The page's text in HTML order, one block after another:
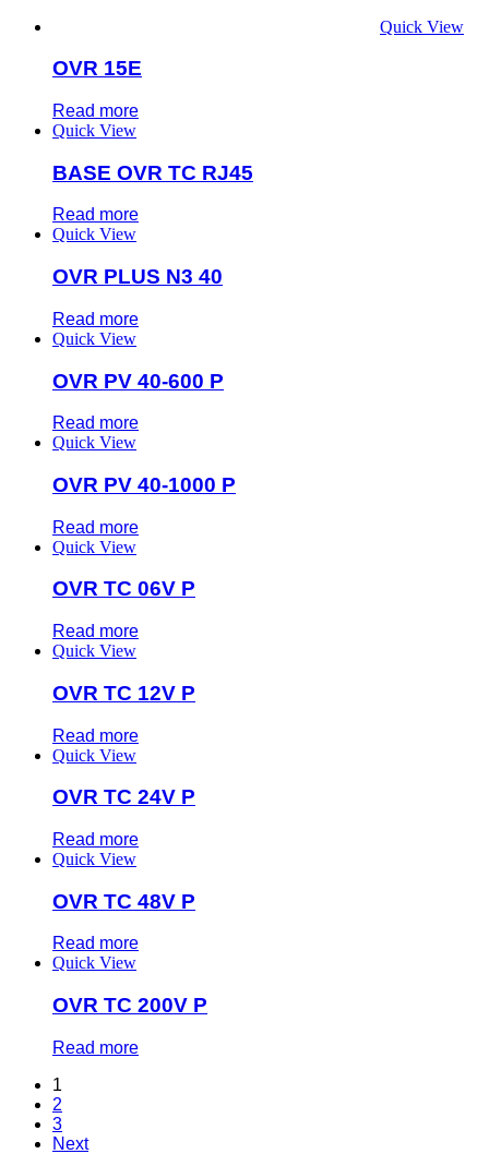
Quick View
OVR 15E
Read more
Quick View
BASE OVR TC RJ45
Read more
Quick View
OVR PLUS N3 40
Read more
Quick View
OVR PV 40-600 P
Read more
Quick View
OVR PV 40-1000 P
Read more
Quick View
OVR TC 06V P
Read more
Quick View
OVR TC 12V P
Read more
Quick View
OVR TC 24V P
Read more
Quick View
OVR TC 48V P
Read more
Quick View
OVR TC 200V P
Read more
1
2
3
Next